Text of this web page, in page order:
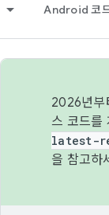
Android 코
2026년부
스 코드를
latest-
을 참고하